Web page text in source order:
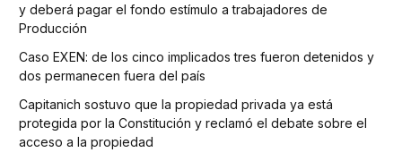
y deberá pagar el fondo estímulo a trabajadores de
Producción
Caso EXEN: de los cinco implicados tres fueron detenidos y
dos permanecen fuera del país
Capitanich sostuvo que la propiedad privada ya está
protegida por la Constitución y reclamó el debate sobre el
acceso a la propiedad